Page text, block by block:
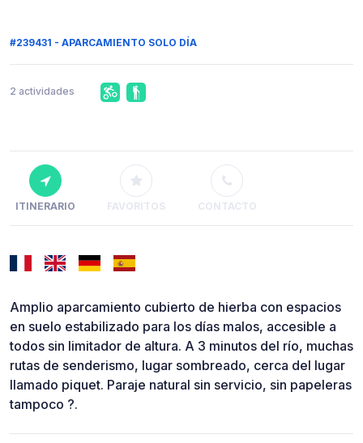
#239431 - APARCAMIENTO SOLO DÍA
2 actividades
ITINERARIO FAVORITOS CONTACTO
Amplio aparcamiento cubierto de hierba con espacios
en suelo estabilizado para los días malos, accesible a
todos sin limitador de altura. A 3 minutos del río, muchas
rutas de senderismo, lugar sombreado, cerca del lugar
llamado piquet. Paraje natural sin servicio, sin papeleras
tampoco ?.